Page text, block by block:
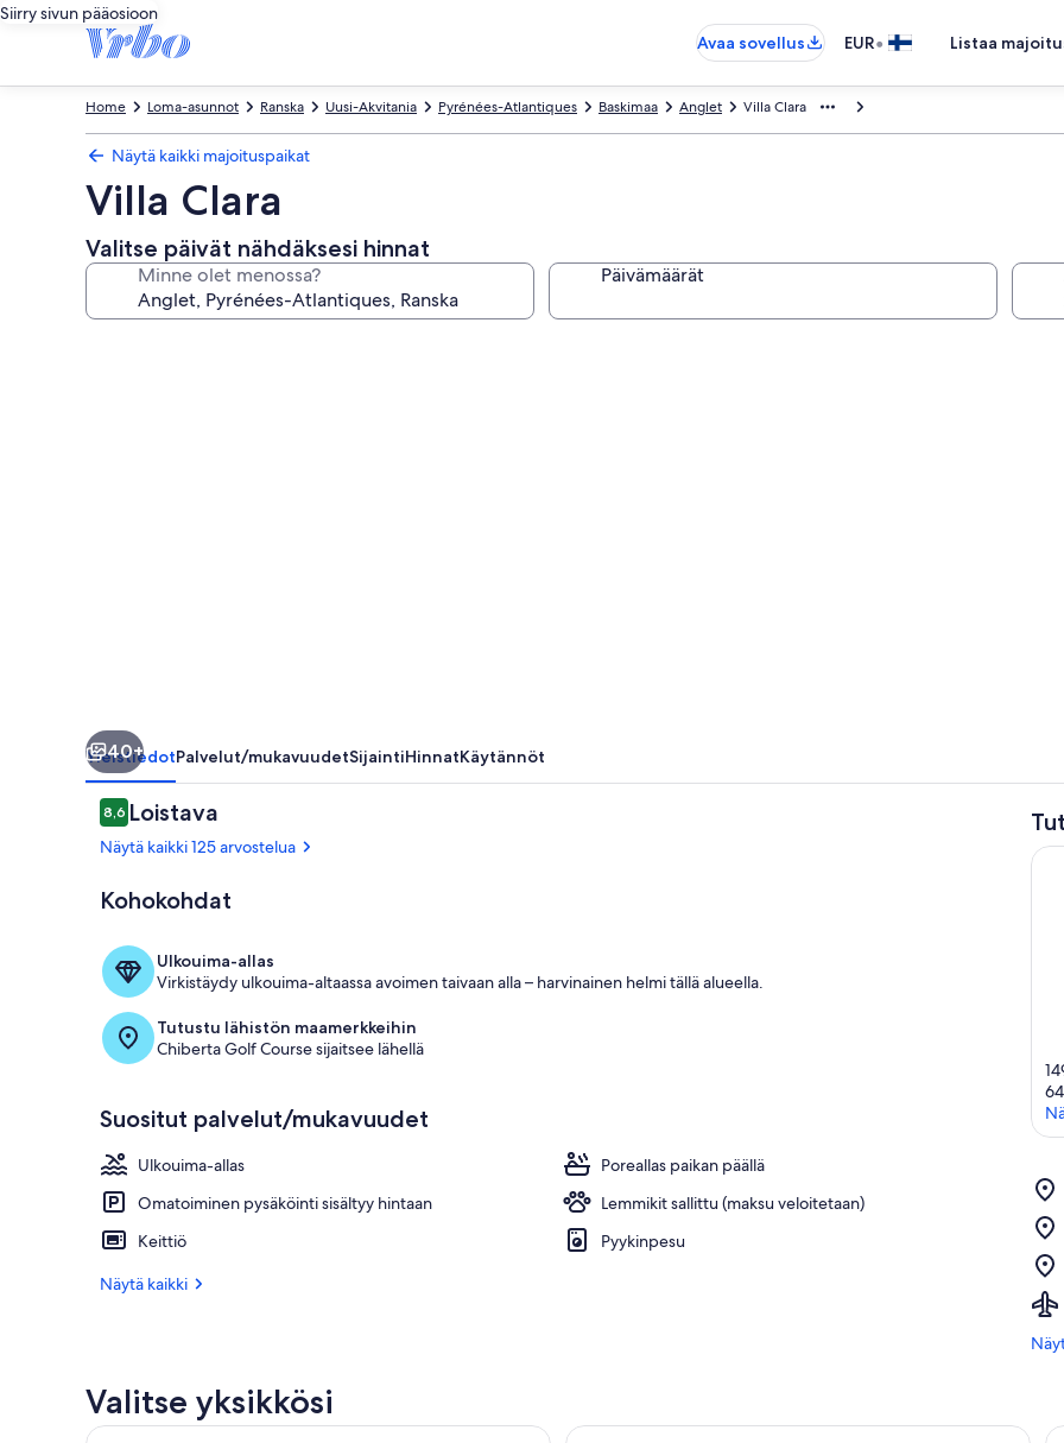
Siirry sivun pääosioon
Avaa sovellus
EUR• Listaa
Villa Clara
Anglet
Baskimaa
Pyrénées-Atlantiques
Uusi-Akvitania
Ranska
Loma-asunnot
Home
Näytä kaikki majoituspaikat
Villa Clara
Valitse päivät nähdäksesi hinnat
Minne olet menossa? Päivämäärät
40+
YleistiedotPalvelut/mukavuudetSijaintiHinnatKäytännöt
Arvostelut
8,68,6 kautta 10.
Loistava
Näytä kaikki 125 arvostelua
Kohokohdat
Ulkouima-allas
Virkistäydy ulkouima-altaassa avoimen taivaan alla – harvinainen helmi tällä alueella.
Tutustu lähistön maamerkkeihin
Chiberta Golf Course sijaitsee lähellä
Suositut palvelut/mukavuudet
Ulkouima-allas
Poreallas paikan päällä
Omatoiminen pysäköinti sisältyy hintaan
Lemmikit sallittu (maksu veloitetaan)
Keittiö
Pyykinpesu
Näytä kaikki
Valitse yksikkösi
Avaa
Moderni hotellihuone, jossa on puinen TV-taso, siististi taitelluilla pyyhkeillä varustettu sänky ja käytävä,
Avaa
Hotellihuone, jossa on sänky,